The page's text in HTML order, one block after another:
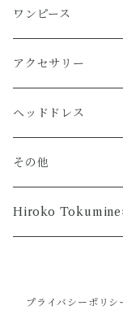
ワンピース
アクセサリー
ヘッドドレス
その他
Hiroko
プライバシーポリシ